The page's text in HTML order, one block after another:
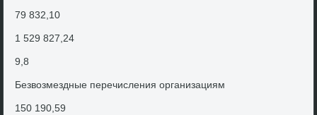
79 832,10
1 529 827,24
9,8
Безвοзмездные перечисления организациям
150 190,59